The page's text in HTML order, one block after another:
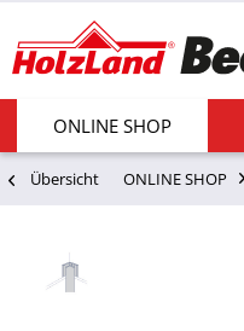
ONLINE SHOP
Übersicht ONLINE SHOP